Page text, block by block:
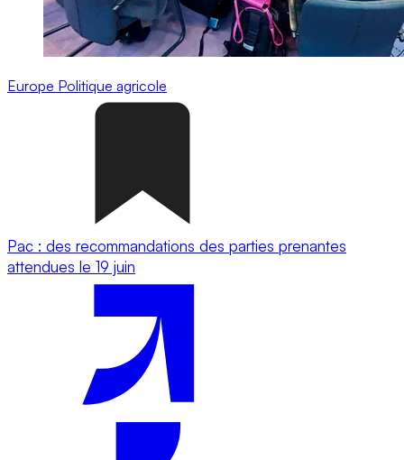
Europe Politique agricole
Pac : des recommandations des parties prenantes
attendues le 19 juin